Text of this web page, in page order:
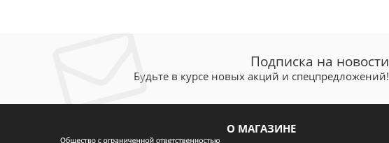
Подписка на новости
Будьте в курсе новых акций и спецпредложений!
О МАГАЗИНЕ